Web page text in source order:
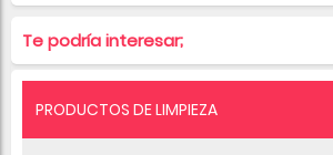
Te podría interesar;
PRODUCTOS DE LIMPIEZA